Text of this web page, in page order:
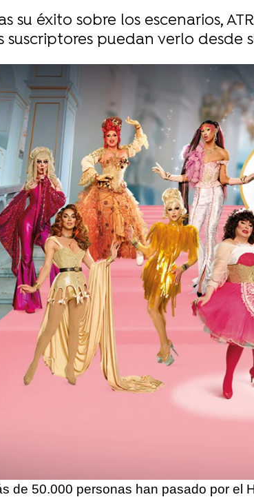
su éxito sobre los escenarios,
suscriptores puedan verlo desde
Madrid
09 de diciembre de 2021, 13:11
el éxito de ‘Drag Race España
’, las
ATRESplayer PREMIUMhan estado
Gran Hotel de
tendrán la oportunidad de ver
, la plataforma
de 50.000 personas han pasado por el